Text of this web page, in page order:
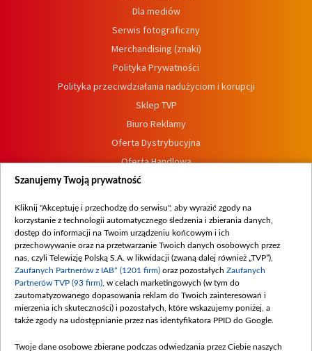
Dla mediów
Serwis fotograficzny
Merchandising (znaki)
Polityka Prywatności
Polityka przeciwdziałania nadużyciom i korupcji
Sklep TVP
Biuro Reklamy
Oferta Dystrybucyjna
Oferta Handlowa
Dostępność
Procedura zgłoszeń wewnętrznych
Szanujemy Twoją prywatność
Kliknij "Akceptuję i przechodzę do serwisu", aby wyrazić zgody na
korzystanie z technologii automatycznego śledzenia i zbierania danych,
dostęp do informacji na Twoim urządzeniu końcowym i ich
przechowywanie oraz na przetwarzanie Twoich danych osobowych przez
nas, czyli Telewizję Polską S.A. w likwidacji (zwaną dalej również „TVP”),
Zaufanych Partnerów z IAB* (1201 firm) oraz pozostałych Zaufanych
Partnerów TVP (93 firm) , w celach marketingowych (w tym do
zautomatyzowanego dopasowania reklam do Twoich zainteresowań i
mierzenia ich skuteczności) i pozostałych, które wskazujemy poniżej, a
także zgody na udostępnianie przez nas identyfikatora PPID do Google.
Twoje dane osobowe zbierane podczas odwiedzania przez Ciebie naszych